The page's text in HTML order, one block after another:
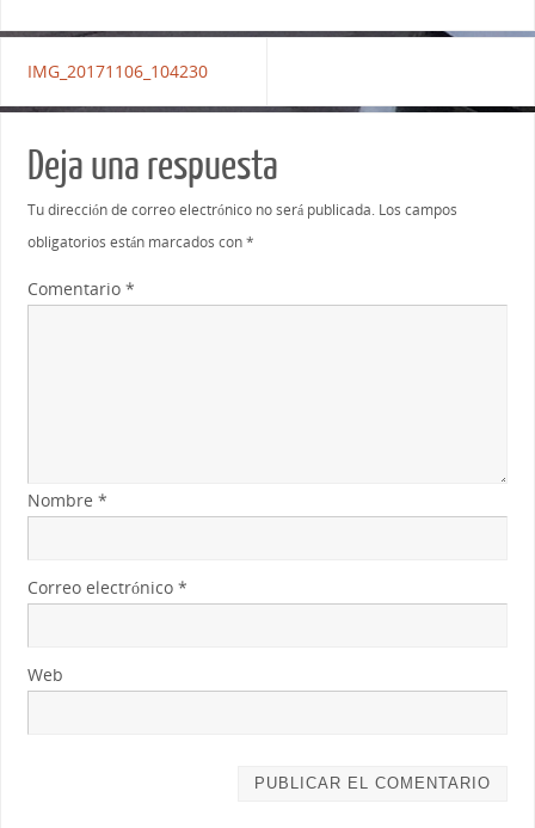
IMG_20171106_104230
Deja una respuesta
Tu dirección de correo electrónico no será publicada. Los campos
obligatorios están marcados con*
Comentario *
Nombre *
Correo electrónico *
Web